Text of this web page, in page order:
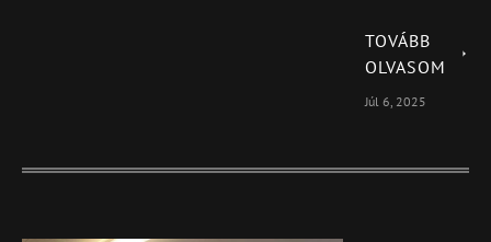
TOVÁBB
OLVASOM
Júl 6, 2025